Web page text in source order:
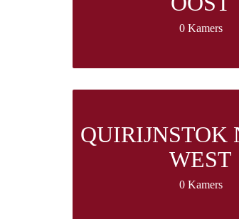
0 Kamers
QUIRIJNSTOK
WEST
0 Kamers